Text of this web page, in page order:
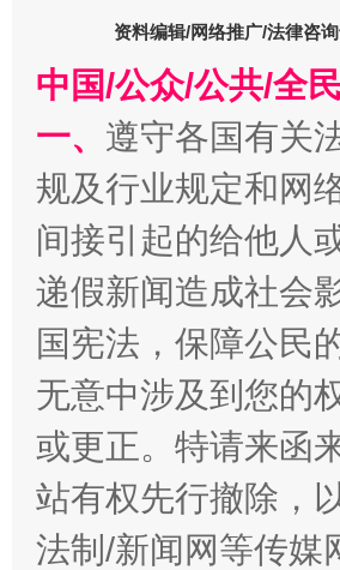
千年窑火 生生不息
揭开“小金库”的免责幌子
资料编辑/网络推广/法律咨询
中国/公众/公共/全
一、 遵守各国有关
规及行业规定和网
间接引起的给他人
递假新闻造成社会
国宪法，保障公民
无意中涉及到您的
或更正。特请来函
站有权先行撤除，
法制/新闻网等传媒